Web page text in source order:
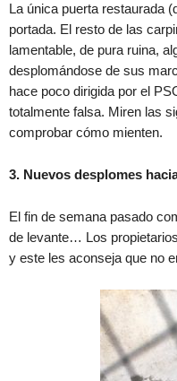
La única puerta restaurada
portada. El resto de las
lamentable, de pura ruina,
desplomándose de sus
hace poco dirigida por el
totalmente falsa. Miren las
comprobar cómo mienten.
3. Nuevos desplomes
El fin de semana pasado
de levante… Los
y este les aconseja que no